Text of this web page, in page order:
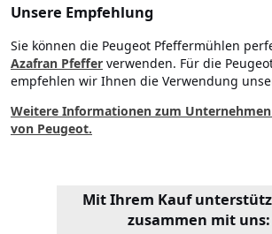
Unsere Empfehlung
Sie können die Peugeot Pfeffermühlen
Azafran Pfeffer verwenden. Für die
empfehlen wir Ihnen die Verwendung
Weitere Informationen zum
von Peugeot.
Mit Ihrem Kauf
zusammen mit uns: